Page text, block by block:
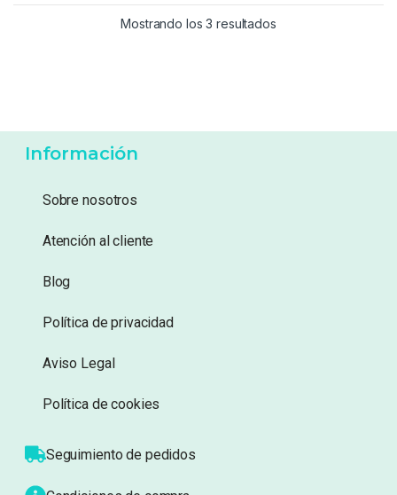
Mostrando los 3 resultados
Información
Sobre nosotros
Atención al cliente
Blog
Política de privacidad
Aviso Legal
Política de cookies
Seguimiento de pedidos